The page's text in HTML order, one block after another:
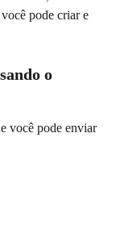
pode criar e
o
você pode enviar